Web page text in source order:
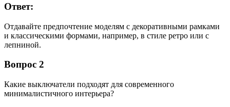
Ответ:
Отдавайте предпочтение моделям с декоративными рамками
и классическими формами, например, в стиле ретро или с
лепниной.
Вопрос 2
Какие выключатели подходят для современного
минималистичного интерьера?